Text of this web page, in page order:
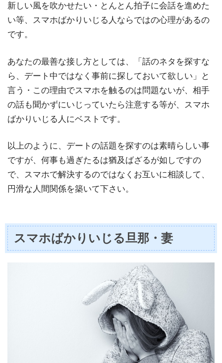
新しい風を吹かせたい・とんとん拍子に会話を進めた
い等、スマホばかりいじる人ならではの心理があるの
です。
あなたの最善な接し方としては、「話のネタを探すな
ら、デート中ではなく事前に探しておいて欲しい」と
言う・この理由でスマホを触るのは問題ないが、相手
の話も聞かずにいじっていたら注意する等が、スマホ
ばかりいじる人にベストです。
以上のように、デートの話題を探すのは素晴らしい事
ですが、何事も過ぎたるは猶及ばざるが如しですの
で、スマホで解決するのではなくお互いに相談して、
円滑な人間関係を築いて下さい。
スマホばかりいじる旦那・妻